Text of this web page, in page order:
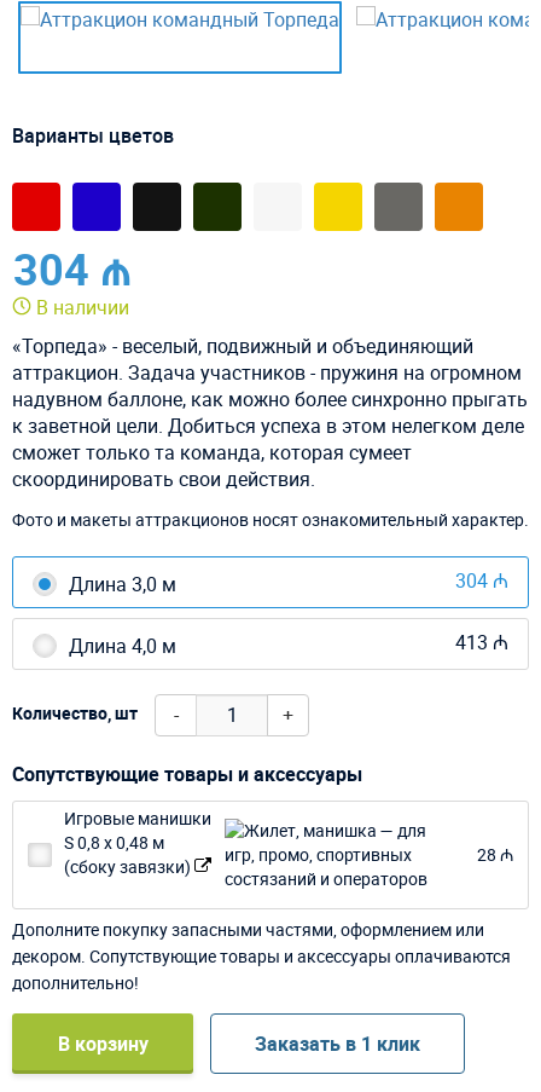
Варианты цветов
304 ₼
В наличии
«Торпеда» - веселый, подвижный и объединяющий
аттракцион. Задача участников - пружиня на огромном
надувном баллоне, как можно более синхронно прыгать
к заветной цели. Добиться успеха в этом нелегком деле
сможет только та команда, которая сумеет
скоординировать свои действия.
Фото и макеты аттракционов носят ознакомительный характер.
Длина 3,0 м 304 ₼
Длина 4,0 м 413 ₼
Количество, шт - +
Сопутствующие товары и аксессуары
Игровые манишки
S 0,8 х 0,48 м
(сбоку завязки)
28 ₼
Дополните покупку запасными частями, оформлением или
декором. Сопутствующие товары и аксессуары оплачиваются
дополнительно!
В корзину Заказать в 1 клик